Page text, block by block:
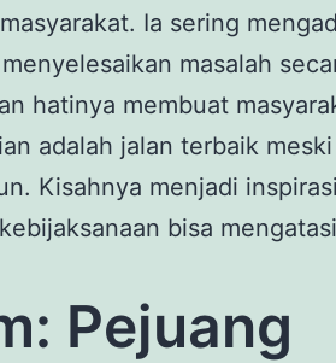
Ia sering
masalah
hatinya membuat
adalah jalan terbaik
Kisahnya menjadi
bisa
Pejuang